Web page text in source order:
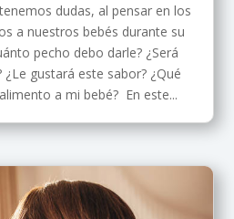
dudas, al pensar en los
a nuestros bebés durante su
pecho debo darle? ¿Será
gustará este sabor? ¿Qué
a mi bebé? En este...